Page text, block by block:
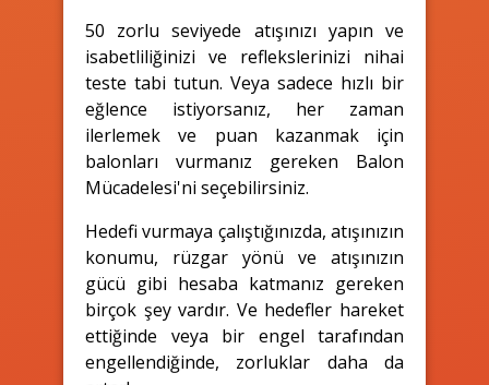
50 zorlu seviyede atışınızı yapın ve
isabetliliğinizi ve reflekslerinizi nihai
teste tabi tutun. Veya sadece hızlı bir
eğlence istiyorsanız, her zaman
ilerlemek ve puan kazanmak için
balonları vurmanız gereken Balon
Mücadelesi'ni seçebilirsiniz.
Hedefi vurmaya çalıştığınızda, atışınızın
konumu, rüzgar yönü ve atışınızın
gücü gibi hesaba katmanız gereken
birçok şey vardır. Ve hedefler hareket
ettiğinde veya bir engel tarafından
engellendiğinde, zorluklar daha da